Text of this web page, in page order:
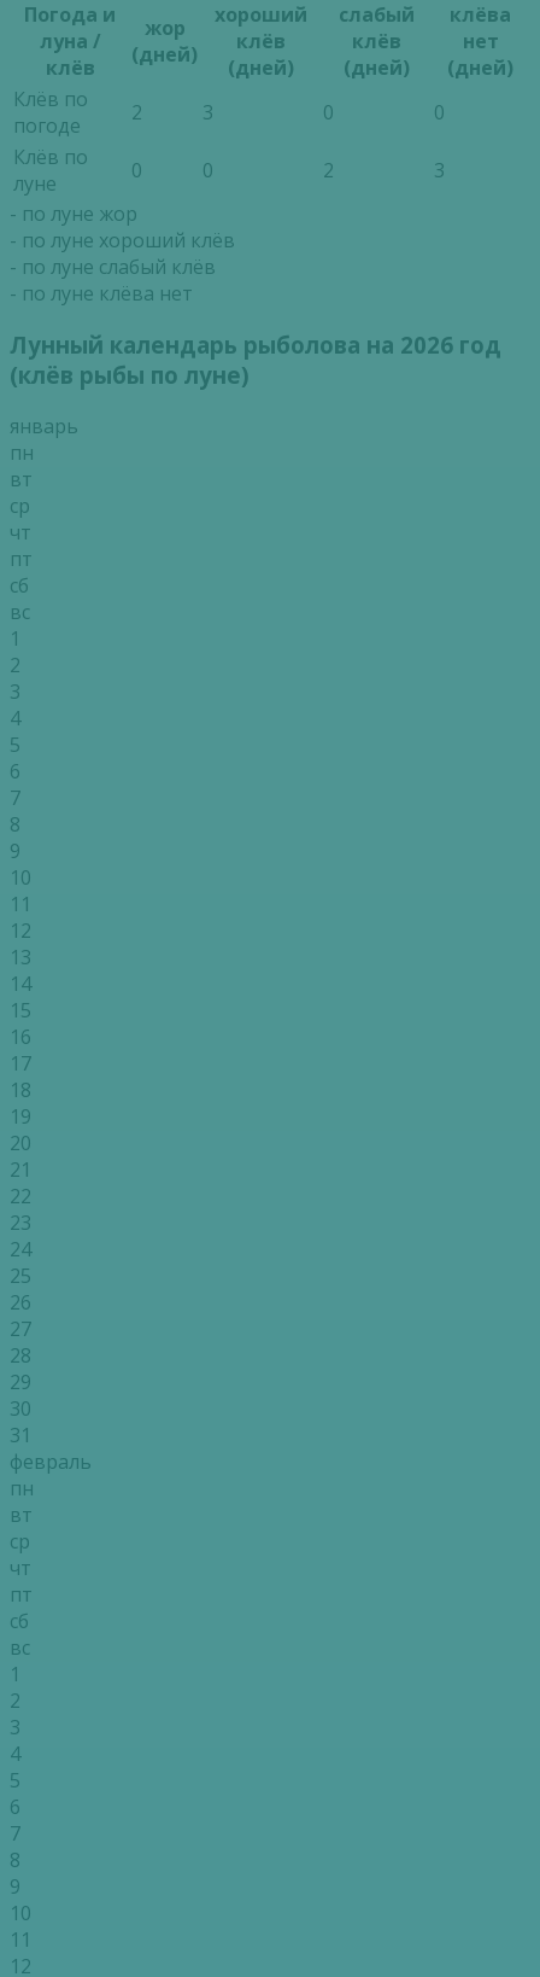
Погода и
луна /
клёв
жор
(дней)
хороший
клёв
(дней)
слабый
клёв
(дней)
клёва
нет
(дней)
Клёв по
погоде
2 3 0
0
Клёв по
луне
0 0 2
3
- по луне жор
- по луне хороший клёв
- по луне слабый клёв
- по луне клёва нет
Лунный календарь рыболова на 2026 год
(клёв рыбы по луне)
январь
пн
вт
ср
чт
пт
сб
вс
1
2
3
4
5
6
7
8
9
10
11
12
13
14
15
16
17
18
19
20
21
22
23
24
25
26
27
28
29
30
31
февраль
пн
вт
ср
чт
пт
сб
вс
1
2
3
4
5
6
7
8
9
10
11
12